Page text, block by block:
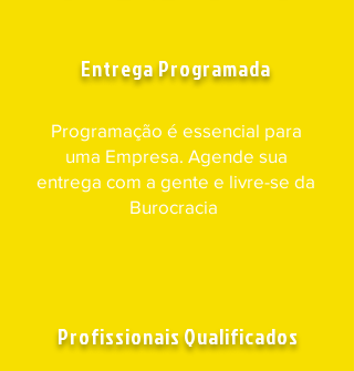
Entrega Programada
Programação é essencial para
uma Empresa. Agende sua
entrega com a gente e livre-se da
Burocracia
Profissionais Qualificados